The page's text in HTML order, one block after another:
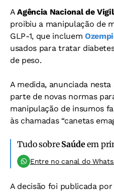
AAgência Nacional de
proibiu a manipulação de
GLP-1, que incluem
usados para tratar
de peso.
A medida, anunciada
parte de novas normas
manipulação de insumos
às chamadas “canetas
Tudo sobre Saúdeem
Entre no canal do
A decisão foi publicada